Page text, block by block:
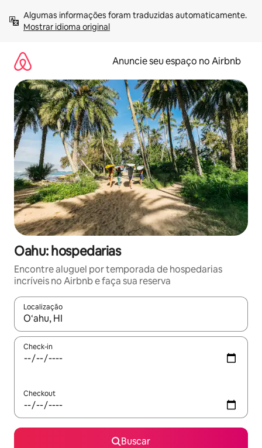
para
Mostrar idioma original
Anuncie seu espaço no Airbnb
Oahu: hospedarias
Encontre aluguel por temporada de hospedarias
incríveis no Airbnb e faça sua reserva
Localização
Quando os resultados estiverem disponíveis, explore-os
Check-in
Checkout
Buscar